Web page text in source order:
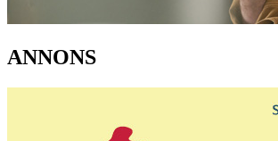
ANNONS